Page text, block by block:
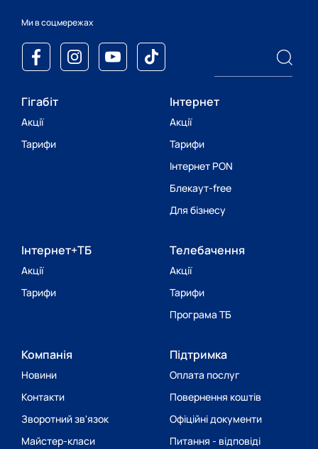
Ми в соцмережах
Гігабіт
Акції
Тарифи
Інтернет
Акції
Тарифи
Інтернет PON
Блекаут-free
Для бізнесу
Інтернет+ТБ
Акції
Тарифи
Телебачення
Акції
Тарифи
Програма ТБ
Підтримка
Оплата послуг
Повернення коштів
Офіційні документи
Питання - відповіді
Компанія
Новини
Контакти
Зворотний зв'язок
Майстер-класи